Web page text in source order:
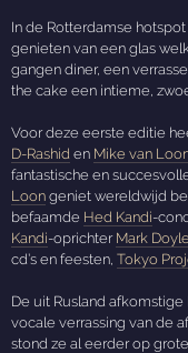
In de Rotterdamse hotspot
genieten van een glas
gangen diner, een
the cake een intieme,
Voor deze eerste editie
D-Rashid en Mike van
fantastische en
Loon geniet wereldwijd
befaamde Hed Kandi-
Kandi-oprichter Mark Doyle
cd’s en feesten,Tokyo
De uit Rusland
vocale verrassing van de
stond ze al eerder op